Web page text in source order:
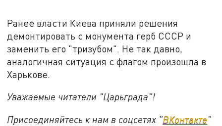
Ранее власти Киева приняли решения
демонтировать с монумента герб СССР и
заменить его "тризубом". Не так давно,
аналогичная ситуация с флагом произошла в
Харькове.
Уважаемые читатели "Царьграда"!
Присоединяйтесь к нам в соцсетях "ВКонтакте"